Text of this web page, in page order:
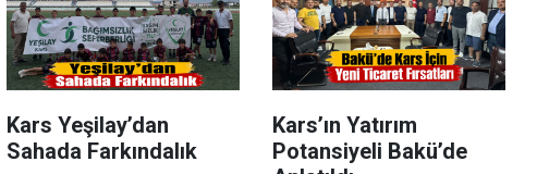
Kars Yeşilay’dan
Sahada Farkındalık
Kars’ın Yatırım
Potansiyeli Bakü’de